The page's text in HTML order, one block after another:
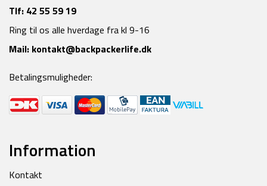
Tlf: 42 55 59 19
Ring til os alle hverdage fra kl 9-16
Mail: kontakt@backpackerlife.dk
Betalingsmuligheder:
Information
Kontakt